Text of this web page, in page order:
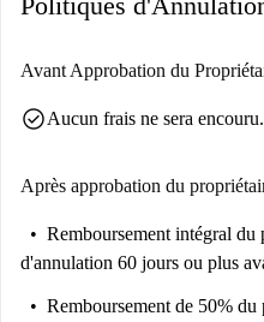
dynamique de la ville.
Avant Approbation du
check_circleAucun frais ne sera encouru.
Après approbation du
Remboursement intégral du
d'annulation 60 jours ou plus
Remboursement de 50% du